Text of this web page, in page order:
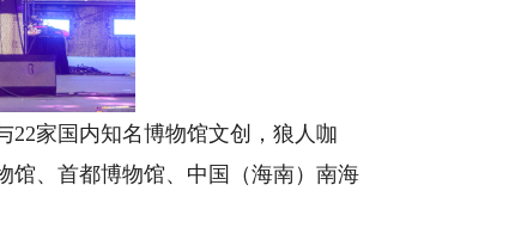
家国内知名博物馆文创，狼人咖
馆、首都博物馆、中国（海南）南海